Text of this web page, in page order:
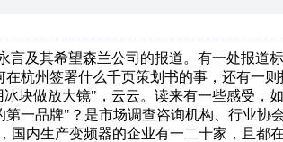
及其希望森兰公司的报道。有一处报道
杭州签署什么千页策划书的事，还有一则
块做放大镜"，云云。读来有一些感受，
一品牌"？是市场调查咨询机构、行业协
国内生产变频器的企业有一二十家，且都